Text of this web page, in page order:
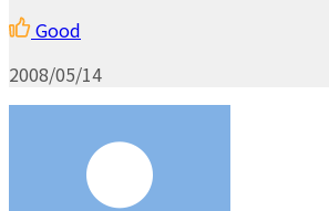
Good
2008/05/14